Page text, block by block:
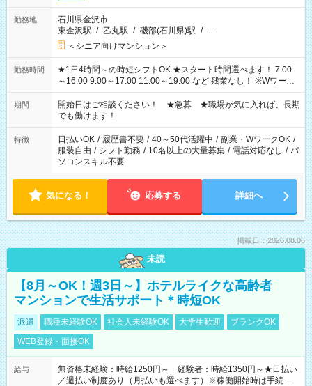
勤務地
石川県金沢市
東金沢駅 / 乙丸駅 / 磯部(石川県)駅 / …
＜シニア向けマンション＞
勤務時間
★1日4時間～の時短シフトOK ★スタート時間選べます！ 7:00
～16:00 9:00～17:00 11:00～19:00 など 残業なし！ ※Wワーク
の場合、他のお仕事と合わせ週40時間超の就業はご案内できま
せん ※法令に基づき、週20時間以上勤務は社会保険への加入対
象となります ※労働者派遣法（日雇い派遣の原則禁止）によ
り、短時間・短期間の就業はご案内が難しい場合があります
期間
開始日はご相談ください！ ★急募 ★職場が気に入れば、長期
でも働けます！
特徴 日払いOK / 履歴書不要 / 40～50代活躍中 / 副業・WワークOK /
服装自由 / シフト勤務 / 10名以上の大量募集 / 電話対応なし / パ
ソコンスキル不要
気になる！ 応募する 詳細へ
掲載日：2026.08.06
未読
【8月～OK！週3日～】ホテルライクな高齢者
マンションで生活サポート＊時短OK
派遣 職種未経験OK 社会人未経験OK 大学生歓迎
ブランクOK
WEB登録・面接OK
給与
無資格未経験：時給1250円～ 経験者：時給1350円～★日払い
／週払い制度あり（月払いも選べます）※稼働開始時は手続き完